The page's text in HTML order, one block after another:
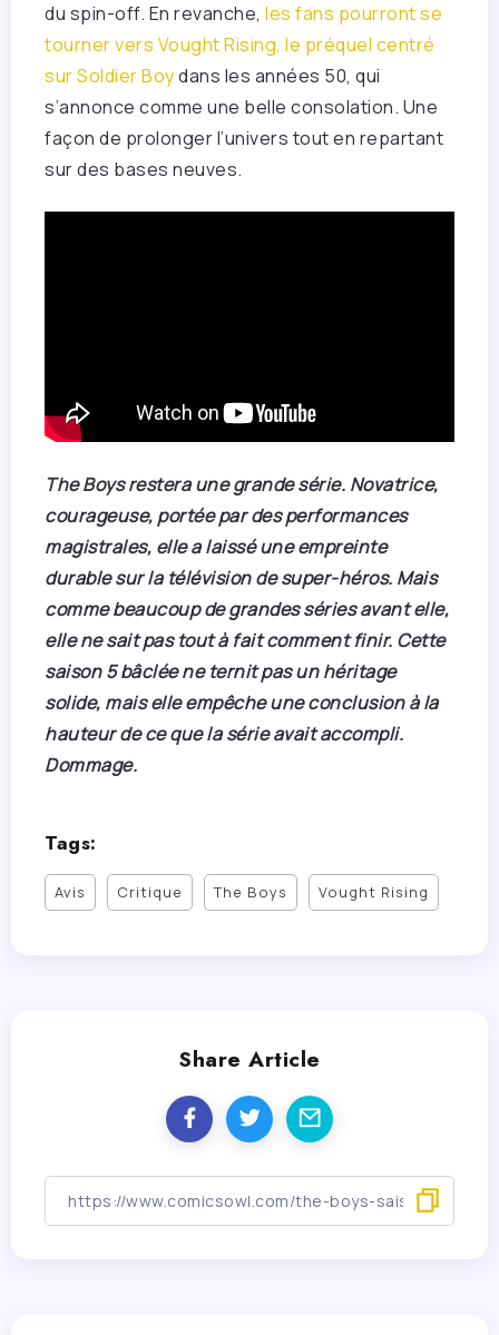
du spin-off. En revanche, les fans pourront se
tourner vers Vought Rising, le préquel centré
sur Soldier Boydans les années 50, qui
s’annonce comme une belle consolation. Une
façon de prolonger l’univers tout en repartant
sur des bases neuves.
The Boys restera une grande série. Novatrice,
courageuse, portée par des performances
magistrales, elle a laissé une empreinte
durable sur la télévision de super-héros. Mais
comme beaucoup de grandes séries avant elle,
elle ne sait pas tout à fait comment finir. Cette
saison 5 bâclée ne ternit pas un héritage
solide, mais elle empêche une conclusion à la
hauteur de ce que la série avait accompli.
Dommage.
Tags:
Avis Critique The Boys Vought Rising
Share Article